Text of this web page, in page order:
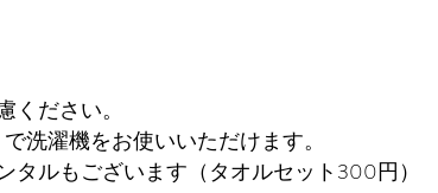
ださい。
洗濯機をお使いいただけます。
ルもございます（タオルセット300円）